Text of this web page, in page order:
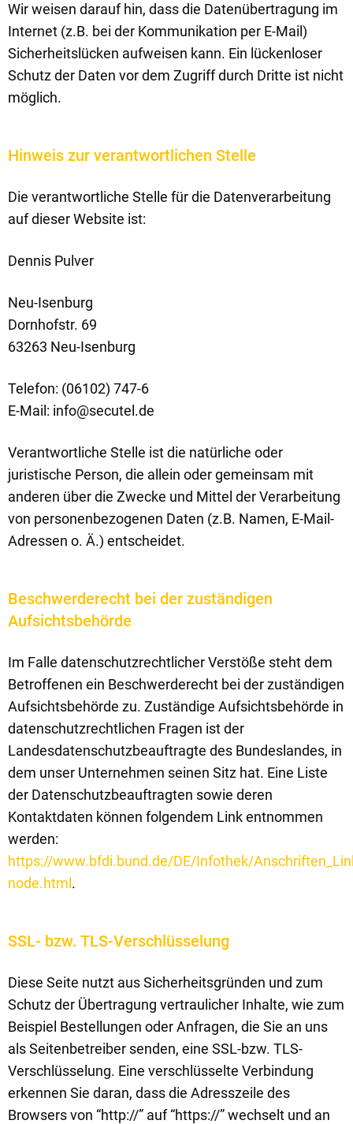
Wir weisen darauf hin, dass die Datenübertragung im
Internet (z.B. bei der Kommunikation per E-Mail)
Sicherheitslücken aufweisen kann. Ein lückenloser
Schutz der Daten vor dem Zugriff durch Dritte ist nicht
möglich.
Hinweis zur verantwortlichen Stelle
Die verantwortliche Stelle für die Datenverarbeitung
auf dieser Website ist:
Dennis Pulver
Neu-Isenburg
Dornhofstr. 69
63263 Neu-Isenburg
Telefon: (06102) 747-6
E-Mail: info@secutel.de
Verantwortliche Stelle ist die natürliche oder
juristische Person, die allein oder gemeinsam mit
anderen über die Zwecke und Mittel der Verarbeitung
von personenbezogenen Daten (z.B. Namen, E-Mail-
Adressen o. Ä.) entscheidet.
Beschwerderecht bei der zuständigen
Aufsichtsbehörde
Im Falle datenschutzrechtlicher Verstöße steht dem
Betroffenen ein Beschwerderecht bei der zuständigen
Aufsichtsbehörde zu. Zuständige Aufsichtsbehörde in
datenschutzrechtlichen Fragen ist der
Landesdatenschutzbeauftragte des Bundeslandes, in
dem unser Unternehmen seinen Sitz hat. Eine Liste
der Datenschutzbeauftragten sowie deren
Kontaktdaten können folgendem Link entnommen
werden:
https://www.bfdi.bund.de/DE/Infothek/
node.html .
SSL- bzw. TLS-Verschlüsselung
Diese Seite nutzt aus Sicherheitsgründen und zum
Schutz der Übertragung vertraulicher Inhalte, wie zum
Beispiel Bestellungen oder Anfragen, die Sie an uns
als Seitenbetreiber senden, eine SSL-bzw. TLS-
Verschlüsselung. Eine verschlüsselte Verbindung
erkennen Sie daran, dass die Adresszeile des
Browsers von “http://” auf “https://” wechselt und an